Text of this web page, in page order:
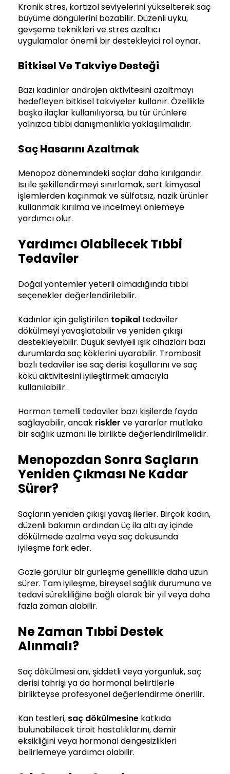
Kronik stres, kortizol seviyelerini yükselterek saç
büyüme döngülerini bozabilir. Düzenli uyku,
gevşeme teknikleri ve stres azaltıcı
uygulamalar önemli bir destekleyici rol oynar.
Bitkisel Ve Takviye Desteği
Bazı kadınlar androjen aktivitesini azaltmayı
hedefleyen bitkisel takviyeler kullanır. Özellikle
başka ilaçlar kullanılıyorsa, bu tür ürünlere
yalnızca tıbbi danışmanlıkla yaklaşılmalıdır.
Saç Hasarını Azaltmak
Menopoz dönemindeki saçlar daha kırılgandır.
Isı ile şekillendirmeyi sınırlamak, sert kimyasal
işlemlerden kaçınmak ve sülfatsız, nazik ürünler
kullanmak kırılma ve incelmeyi önlemeye
yardımcı olur.
Yardımcı Olabilecek Tıbbi
Tedaviler
Doğal yöntemler yeterli olmadığında tıbbi
seçenekler değerlendirilebilir.
Kadınlar için geliştirilen topikal tedaviler
dökülmeyi yavaşlatabilir ve yeniden çıkışı
destekleyebilir. Düşük seviyeli ışık cihazları bazı
durumlarda saç köklerini uyarabilir. Trombosit
bazlı tedaviler ise saç derisi koşullarını ve saç
kökü aktivitesini iyileştirmek amacıyla
kullanılabilir.
Hormon temelli tedaviler bazı kişilerde fayda
sağlayabilir, ancak riskler ve yararlar mutlaka
bir sağlık uzmanı ile birlikte değerlendirilmelidir.
Menopozdan Sonra Saçların
Yeniden Çıkması Ne Kadar
Sürer?
Saçların yeniden çıkışı yavaş ilerler. Birçok kadın,
düzenli bakımın ardından üç ila altı ay içinde
dökülmede azalma veya saç dokusunda
iyileşme fark eder.
Gözle görülür bir gürleşme genellikle daha uzun
sürer. Tam iyileşme, bireysel sağlık durumuna ve
tedavi sürekliliğine bağlı olarak bir yıl veya daha
fazla zaman alabilir.
Ne Zaman Tıbbi Destek
Alınmalı?
Saç dökülmesi ani, şiddetli veya yorgunluk, saç
derisi tahrişi ya da hormonal belirtilerle
birlikteyse profesyonel değerlendirme önerilir.
Kan testleri, saç dökülmesine katkıda
bulunabilecek tiroit hastalıklarını, demir
eksikliğini veya hormonal dengesizlikleri
belirlemeye yardımcı olabilir.